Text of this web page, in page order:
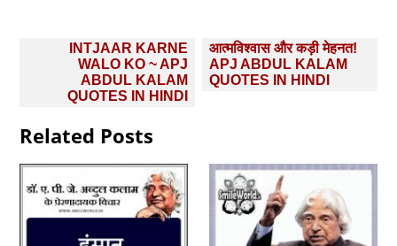
navigation
INTJAAR KARNE
WALO KO ~ APJ
ABDUL KALAM
QUOTES IN HINDI
आत्मविश्वास और कड़ी मेहनत!
APJ ABDUL KALAM
QUOTES IN HINDI
Related Posts